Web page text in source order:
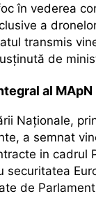
în vederea
a
transmis
de
al MApN
Naționale,
a semnat
in cadrul
securitatea
de